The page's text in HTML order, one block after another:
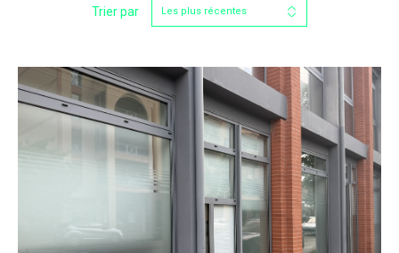
Trier par Les plus récentes